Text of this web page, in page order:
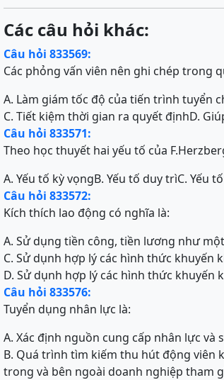
Các câu hỏi khác:
Câu hỏi 833569:
Các phỏng vấn viên nên ghi chép trong
A. Làm giám tốc độ của tiến trình tuyển
C. Tiết kiệm thời gian ra quyết địnhD.
Câu hỏi 833571:
Theo học thuyết hai yếu tố của
A. Yếu tố kỳ vọngB. Yếu tố duy trìC. Yếu
Câu hỏi 833572:
Kích thích lao động có nghĩa là:
A. Sử dụng tiền công, tiền lương như
C. Sử dụnh hợp lý các hình thức khuyến
D. Sử dụnh hợp lý các hình thức khuyến
Câu hỏi 833576:
Tuyển dụng nhân lực là:
A. Xác định nguồn cung cấp nhân lực và
B. Quá trình tìm kiếm thu hút động viên
trong và bên ngoài doanh nghiệp tham